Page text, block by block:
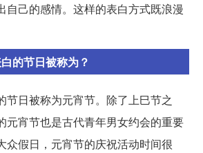
自己的感情。这样的表白方式既浪漫
的节日被称为？
节日被称为元宵节。除了上巳节之
元宵节也是古代青年男女约会的重要
众假日，元宵节的庆祝活动时间很